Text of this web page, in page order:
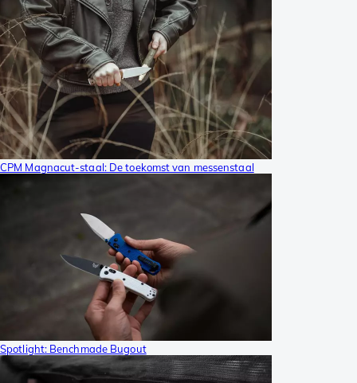
CPM Magnacut-staal: De toekomst van messenstaal
Spotlight: Benchmade Bugout